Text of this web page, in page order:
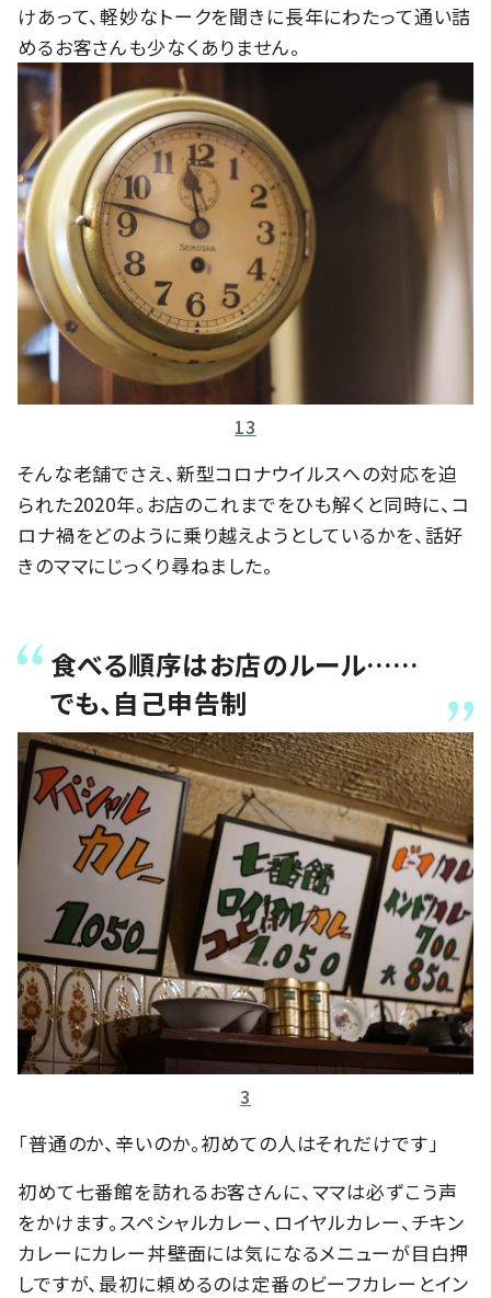
けあって、軽妙なトークを聞きに長年にわたって通い詰
めるお客さんも少なくありません。
13
そんな老舗でさえ、新型コロナウイルスへの対応を迫
られた2020年。お店のこれまでをひも解くと同時に、コ
ロナ禍をどのように乗り越えようとしているかを、話好
きのママにじっくり尋ねました。
食べる順序はお店のルール……
でも、自己申告制
3
「普通のか、辛いのか。初めての人はそれだけです」
初めて七番館を訪れるお客さんに、ママは必ずこう声
をかけます。スペシャルカレー、ロイヤルカレー、チキン
カレーにカレー丼――壁面には気になるメニューが目白押
しですが、最初に頼めるのは定番のビーフカレーとイン